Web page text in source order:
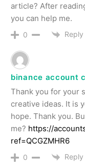
article? After
you can help me.
0 Reply
binance account
Thank you for your
creative ideas. It is
hope. Thank you.
me? https://
ref=QCGZMHR6
0 Reply